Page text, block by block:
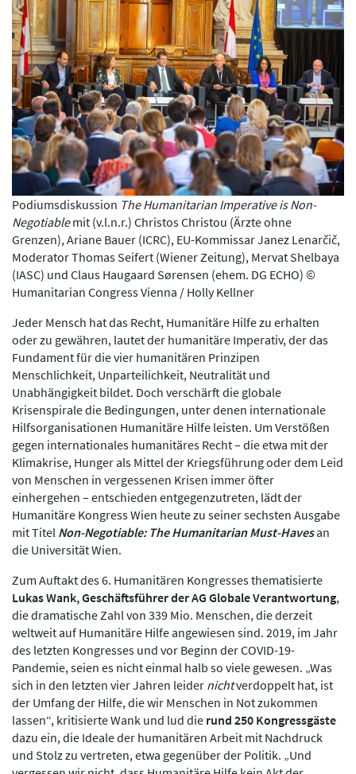
Podiumsdiskussion The Humanitarian Imperative is Non-
Negotiable mit (v.l.n.r.) Christos Christou (Ärzte ohne
Grenzen), Ariane Bauer (ICRC), EU-Kommissar Janez Lenarčič,
Moderator Thomas Seifert (Wiener Zeitung), Mervat Shelbaya
(IASC) und Claus Haugaard Sørensen (ehem. DG ECHO) ©
Humanitarian Congress Vienna / Holly Kellner
Jeder Mensch hat das Recht, Humanitäre Hilfe zu erhalten
oder zu gewähren, lautet der humanitäre Imperativ, der das
Fundament für die vier humanitären Prinzipen
Menschlichkeit, Unparteilichkeit, Neutralität und
Unabhängigkeit bildet. Doch verschärft die globale
Krisenspirale die Bedingungen, unter denen internationale
Hilfsorganisationen Humanitäre Hilfe leisten. Um Verstößen
gegen internationales humanitäres Recht – die etwa mit der
Klimakrise, Hunger als Mittel der Kriegsführung oder dem Leid
von Menschen in vergessenen Krisen immer öfter
einhergehen – entschieden entgegenzutreten, lädt der
Humanitäre Kongress Wien heute zu seiner sechsten Ausgabe
mit Titel Non-Negotiable: The Humanitarian Must-Havesan
die Universität Wien.
Zum Auftakt des 6. Humanitären Kongresses thematisierte
Lukas Wank, Geschäftsführer der AG Globale Verantwortung,
die dramatische Zahl von 339 Mio. Menschen, die derzeit
weltweit auf Humanitäre Hilfe angewiesen sind. 2019, im Jahr
des letzten Kongresses und vor Beginn der COVID-19-
Pandemie, seien es nicht einmal halb so viele gewesen. „Was
sich in den letzten vier Jahren leider nichtverdoppelt hat, ist
der Umfang der Hilfe, die wir Menschen in Not zukommen
lassen“, kritisierte Wank und lud die rund 250 Kongressgäste
dazu ein, die Ideale der humanitären Arbeit mit Nachdruck
und Stolz zu vertreten, etwa gegenüber der Politik. „Und